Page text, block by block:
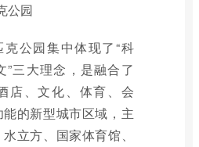
公园
公园集中体现了“科
”三大理念，是融合了
店、文化、体育、会
的新型城市区域，主
立方、国家体育馆、